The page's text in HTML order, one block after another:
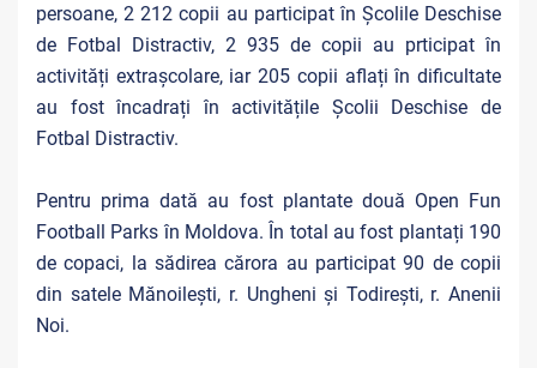
persoane, 2 212 copii au participat în Școlile Deschise
de Fotbal Distractiv, 2 935 de copii au prticipat în
activități extrașcolare, iar 205 copii aflați în dificultate
au fost încadrați în activitățile Școlii Deschise de
Fotbal Distractiv.
Pentru prima dată au fost plantate două Open Fun
Football Parks în Moldova. În total au fost plantați 190
de copaci, la sădirea cărora au participat 90 de copii
din satele Mănoilești, r. Ungheni și Todirești, r. Anenii
Noi.